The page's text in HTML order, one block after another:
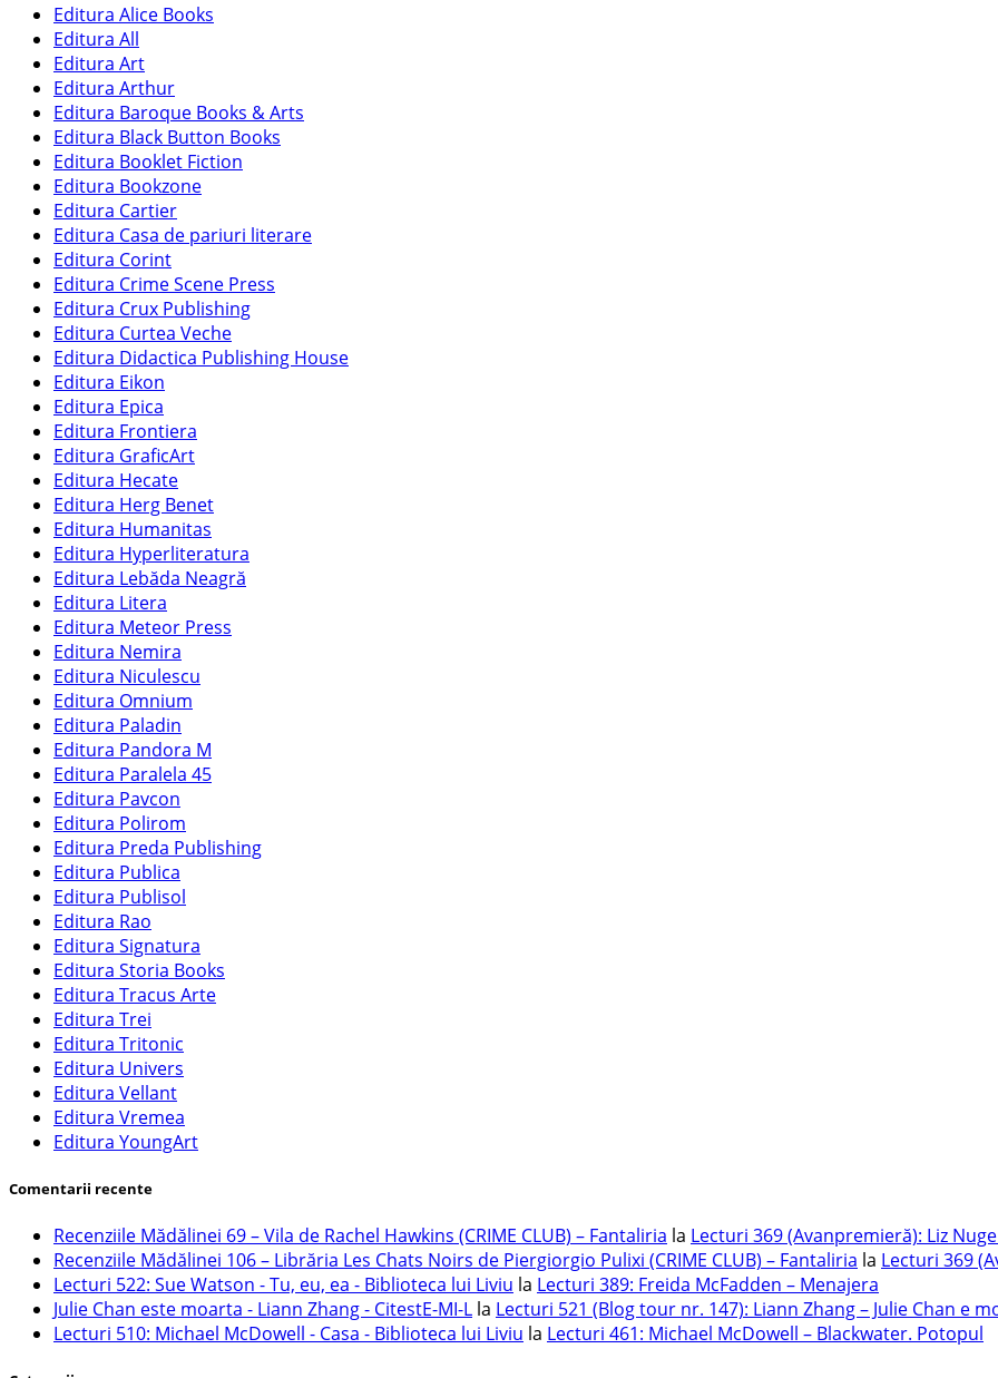
Editura Alice Books
Editura All
Editura Art
Editura Arthur
Editura Baroque Books & Arts
Editura Black Button Books
Editura Booklet Fiction
Editura Bookzone
Editura Cartier
Editura Casa de pariuri literare
Editura Corint
Editura Crime Scene Press
Editura Crux Publishing
Editura Curtea Veche
Editura Didactica Publishing House
Editura Eikon
Editura Epica
Editura Frontiera
Editura GraficArt
Editura Hecate
Editura Herg Benet
Editura Humanitas
Editura Hyperliteratura
Editura Lebăda Neagră
Editura Litera
Editura Meteor Press
Editura Nemira
Editura Niculescu
Editura Omnium
Editura Paladin
Editura Pandora M
Editura Paralela 45
Editura Pavcon
Editura Polirom
Editura Preda Publishing
Editura Publica
Editura Publisol
Editura Rao
Editura Signatura
Editura Storia Books
Editura Tracus Arte
Editura Trei
Editura Tritonic
Editura Univers
Editura Vellant
Editura Vremea
Editura YoungArt
Comentarii recente
Recenziile Mădălinei 69 – Vila de Rachel Hawkins (CRIME CLUB) – Fantaliria la Lecturi 369 (Avanpremieră): Liz
Recenziile Mădălinei 106 – Librăria Les Chats Noirs de Piergiorgio Pulixi (CRIME CLUB) – Fantaliria la Lecturi 369
Lecturi 522: Sue Watson - Tu, eu, ea - Biblioteca lui Liviu la Lecturi 389: Freida McFadden – Menajera
Julie Chan este moarta - Liann Zhang - CitestE-MI-L la Lecturi 521 (Blog tour nr. 147): Liann Zhang – Julie Chan e
Lecturi 510: Michael McDowell - Casa - Biblioteca lui Liviu la Lecturi 461: Michael McDowell – Blackwater. Potopul